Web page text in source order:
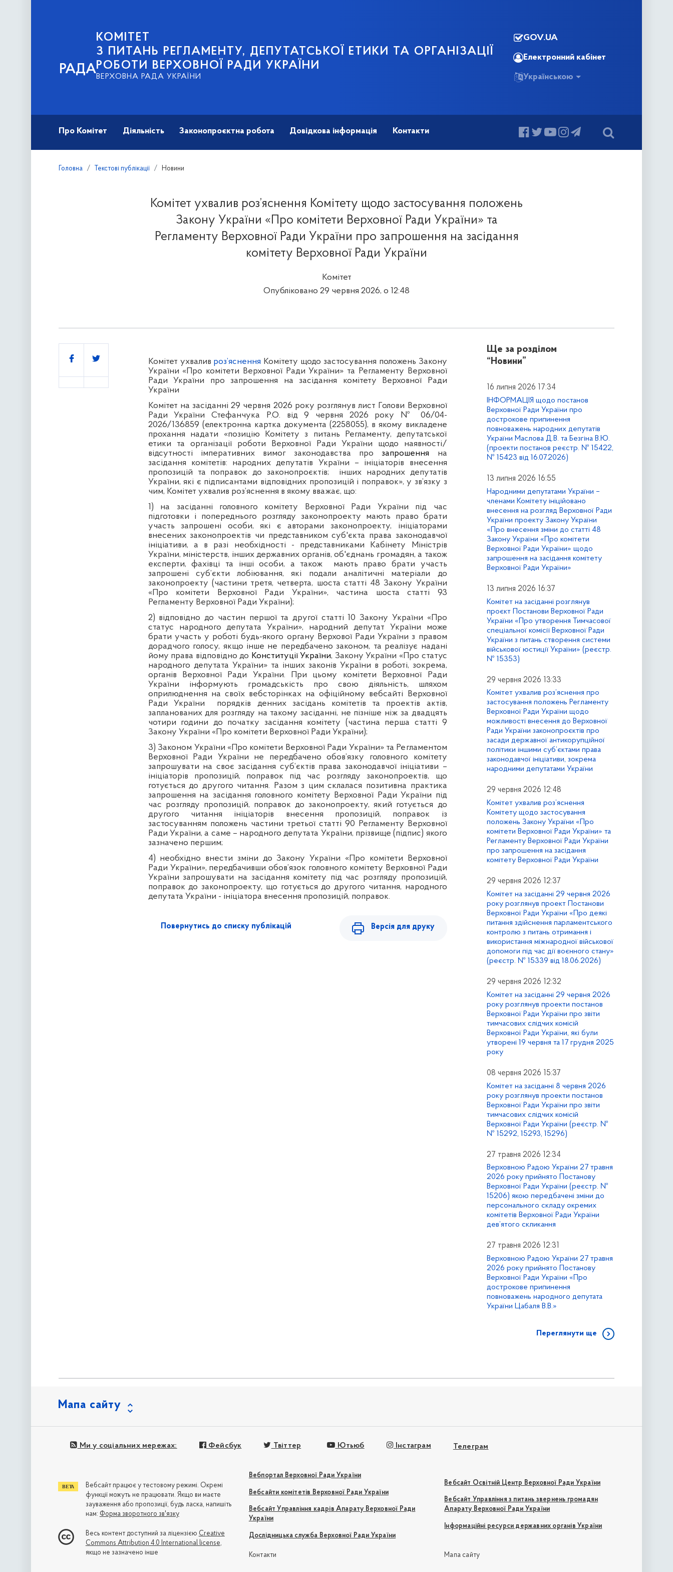
РАДА
КОМІТЕТ
З ПИТАНЬ РЕГЛАМЕНТУ, ДЕПУТАТСЬКОЇ ЕТИКИ ТА ОРГАНІЗАЦІЇ
РОБОТИ ВЕРХОВНОЇ РАДИ УКРАЇНИ
ВЕРХОВНА РАДА УКРАЇНИ
GOV.UA
Електронний кабінет
Українською
Про Комітет Діяльність Законопроєктна робота Довідкова інформація Контакти
Головна Текстові публікації Новини
Комітет ухвалив роз’яснення Комітету щодо застосування положень
Закону України «Про комітети Верховної Ради України» та
Регламенту Верховної Ради України про запрошення на засідання
комітету Верховної Ради України
Комітет
Опубліковано 29 червня 2026, о 12:48
Комітет ухвалив роз’яснення Комітету щодо застосування положень Закону
України «Про комітети Верховної Ради України» та Регламенту Верховної
Ради України про запрошення на засідання комітету Верховної Ради
України
Комітет на засіданні 29 червня 2026 року розглянув лист Голови Верховної
Ради України Стефанчука Р.О. від 9 червня 2026 року № 06/04-
2026/136859 (електронна картка документа (2258055), в якому викладене
прохання надати «позицію Комітету з питань Регламенту, депутатської
етики та організації роботи Верховної Ради України щодо наявності/
відсутності імперативних вимог законодавства прозапрошення на
засідання комітетів: народних депутатів України – ініціаторів внесення
пропозицій та поправок до законопроєктів;
інших народних депутатів
України, які є підписантами відповідних пропозицій і поправок», у зв’язку з
чим, Комітет ухвалив роз’яснення в якому вважає, що:
1) на засіданні головного комітету Верховної Ради України під час
підготовки і попереднього розгляду законопроекту мають право брати
участь запрошені особи, які є авторами законопроекту, ініціаторами
внесених законопроектів чи представником суб'єкта права законодавчої
ініціативи, а в разі необхідності - представниками Кабінету Міністрів
України, міністерств, інших державних органів, об'єднань громадян, а також
експерти, фахівці та інші особи, а також
мають право брати участь
запрошені суб’єкти лобіювання,які подали аналітичні матеріали до
законопроекту (частини третя, четверта, шоста статті 48 Закону України
«Про комітети Верховної Ради України», частина шоста статті 93
Регламенту Верховної Ради України);
2) відповідно до частин першої та другої статті 10 Закону України «Про
статус народного депутата України», народний депутат України може
брати участь у роботі будь-якого органу Верхової Ради України з правом
дорадчого голосу, якщо інше не передбачено законом, та реалізує надані
йому права відповідно до Конституції України, Закону України «Про статус
народного депутата України» та інших законів України в роботі, зокрема,
органів Верховної Ради України. При цьому комітети Верховної Ради
України інформують громадськість про свою діяльність, шляхом
оприлюднення на своїх вебсторінках на офіційному вебсайті Верховної
Ради України
порядків денних засідань комітетів та проектів актів,
запланованих для розгляду на такому засіданні, не пізніше ніж за двадцять
чотири години до початку засідання комітету (частина перша статті 9
Закону України «Про комітети Верховної Ради України);
3) Законом України «Про комітети Верховної Ради України» та Регламентом
Верховної Ради України не передбачено обов’язку головного комітету
запрошувати на своє засідання суб’єктів права законодавчої ініціативи –
ініціаторів пропозицій, поправок під час розгляду законопроектів, що
готується до другого читання. Разом з цим склалася позитивна практика
запрошення на засідання головного комітету Верховної Ради України під
час розгляду пропозицій, поправок до законопроекту, який готується до
другого читання ініціаторів внесення пропозицій, поправок із
застосуванням положень частини третьої статті 90 Регламенту Верховної
Ради України, а саме – народного депутата України, прізвище (підпис) якого
зазначено першим;
4) необхідно внести зміни до Закону України «Про комітети Верховної
Ради України», передбачивши обов’язок головного комітету Верховної Ради
України запрошувати на засідання комітету під час розгляду пропозицій,
поправок до законопроекту, що готується до другого читання, народного
депутата України - ініціатора внесення пропозицій, поправок.
Поділитись
Повернутись до списку публікацій Версія для друку
Ще за розділом
“Новини”
16 липня 2026 17:34
ІНФОРМАЦІЯ щодо постанов
Верховної Ради України про
дострокове припинення
повноважень народних депутатів
України Маслова Д.В. та Безгіна В.Ю.
(проекти постанов реєстр. № 15422,
№ 15423 від 16.07.2026)
13 липня 2026 16:55
Народними депутатами України –
членами Комітету ініційовано
внесення на розгляд Верховної Ради
України проекту Закону України
«Про внесення зміни до статті 48
Закону України «Про комітети
Верховної Ради України» щодо
запрошення на засідання комітету
Верховної Ради України»
13 липня 2026 16:37
Комітет на засіданні розглянув
проєкт Постанови Верховної Ради
України «Про утворення Тимчасової
спеціальної комісії Верховної Ради
України з питань створення системи
військової юстиції України» (реєстр.
№ 15353)
29 червня 2026 13:33
Комітет ухвалив роз’яснення про
застосування положень Регламенту
Верховної Ради України щодо
можливості внесення до Верховної
Ради України законопроєктів про
засади державної антикорупційної
політики іншими суб’єктами права
законодавчої ініціативи, зокрема
народними депутатами України
29 червня 2026 12:48
Комітет ухвалив роз’яснення
Комітету щодо застосування
положень Закону України «Про
комітети Верховної Ради України» та
Регламенту Верховної Ради України
про запрошення на засідання
комітету Верховної Ради України
29 червня 2026 12:37
Комітет на засіданні 29 червня 2026
року розглянув проект Постанови
Верховної Ради України «Про деякі
питання здійснення парламентського
контролю з питань отримання і
використання міжнародної військової
допомоги під час дії воєнного стану»
(реєстр. № 15339 від 18.06.2026)
29 червня 2026 12:32
Комітет на засіданні 29 червня 2026
року розглянув проекти постанов
Верховної Ради України про звіти
тимчасових слідчих комісій
Верховної Ради України, які були
утворені 19 червня та 17 грудня 2025
року
08 червня 2026 15:37
Комітет на засіданні 8 червня 2026
року розглянув проекти постанов
Верховної Ради України про звіти
тимчасових слідчих комісій
Верховної Ради України (реєстр. №
№ 15292, 15293, 15296)
27 травня 2026 12:34
Верховною Радою України 27 травня
2026 року прийнято Постанову
Верховної Ради України (реєстр. №
15206) якою передбачені зміни до
персонального складу окремих
комітетів Верховної Ради України
дев’ятого скликання
27 травня 2026 12:31
Верховною Радою України 27 травня
2026 року прийнято Постанову
Верховної Ради України «Про
дострокове припинення
повноважень народного депутата
України Цабаля В.В.»
Переглянути ще
Мапа сайту
Ми у соціальних мережах: Фейсбук Твіттер Ютьюб Інстаграм Телеграм
Вебпортал Верховної Ради України
Вебсайти комітетів Верховної Ради України
Вебсайт Управління кадрів Апарату Верховної Ради
України
Дослідницька служба Верховної Ради України
Вебсайт Освітній Центр Верховної Ради України
Вебсайт Управління з питань звернень громадян
Апарату Верховної Ради України
Інформаційні ресурси державних органів України
Контакти Мапа сайту
Вебсайт працює у тестовому режимі. Окремі
функції можуть не працювати. Якщо ви маєте
зауваження або пропозиції, будь ласка, напишіть
нам: Форма зворотного зв'язку
Весь контент доступний за ліцензією Creative
Commons Attribution 4.0 International license,
якщо не зазначено інше